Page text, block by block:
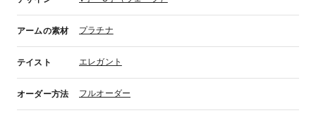
アームの素材 プラチナ
テイスト エレガント
オーダー方法 フルオーダー